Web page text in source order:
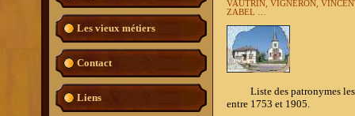
Les vieux métiers
Contact
Liens
VAUTRIN, VIGNERON,
ZABEL …
Liste des patronymes les
entre 1753 et 1905.